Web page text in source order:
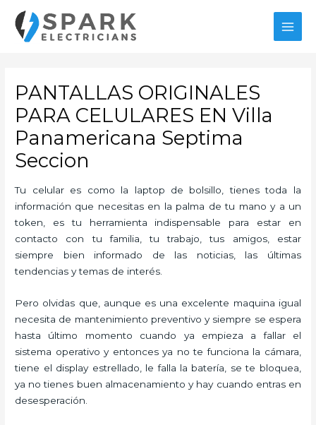
contenido
PANTALLAS ORIGINALES
PARA CELULARES EN Villa
Panamericana Septima
Seccion
Tu celular es como la laptop de bolsillo, tienes toda la
información que necesitas en la palma de tu mano y a un
token, es tu herramienta indispensable para estar en
contacto con tu familia, tu trabajo, tus amigos, estar
siempre bien informado de las noticias, las últimas
tendencias y temas de interés.
Pero olvidas que, aunque es una excelente maquina igual
necesita de mantenimiento preventivo y siempre se espera
hasta último momento cuando ya empieza a fallar el
sistema operativo y entonces ya no te funciona la cámara,
tiene el display estrellado, le falla la batería, se te bloquea,
ya no tienes buen almacenamiento y hay cuando entras en
desesperación.